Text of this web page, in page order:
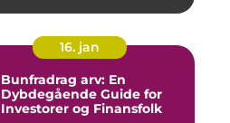
16. jan
Bunfradrag arv: En
Dybdegående Guide for
Investorer og Finansfolk